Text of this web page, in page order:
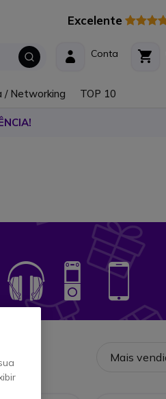
Excelente
Conta
/ Networking TOP 10
Icon Icon Icon